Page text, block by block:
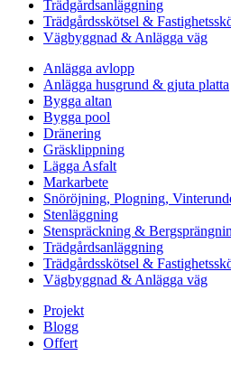
Trädgårdsanläggning
Trädgårdsskötsel &
Vägbyggnad & Anlägga väg
Anlägga avlopp
Anlägga husgrund & gjuta platta
Bygga altan
Bygga pool
Dränering
Gräsklippning
Lägga Asfalt
Markarbete
Snöröjning, Plogning,
Stenläggning
Stenspräckning &
Trädgårdsanläggning
Trädgårdsskötsel &
Vägbyggnad & Anlägga väg
Projekt
Blogg
Offert